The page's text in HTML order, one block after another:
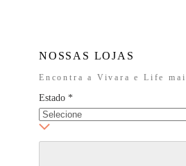
NOSSAS LOJAS
Encontra a Vivara e Life
Estado *